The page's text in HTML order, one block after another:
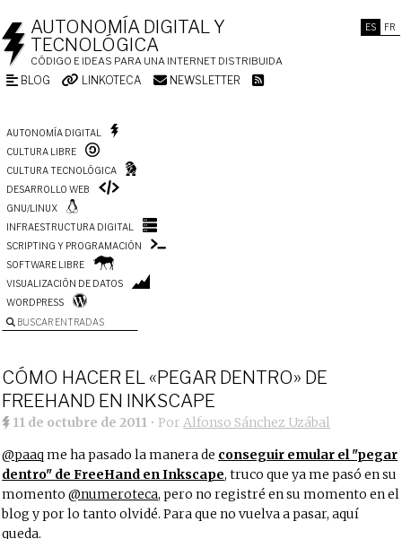
ES FR
AUTONOMÍA DIGITAL Y
TECNOLÓGICA
CÓDIGO E IDEAS PARA UNA INTERNET DISTRIBUIDA
BLOG LINKOTECA NEWSLETTER
AUTONOMÍA DIGITAL
CULTURA LIBRE
CULTURA TECNOLÓGICA
DESARROLLO WEB
GNU/LINUX
INFRAESTRUCTURA DIGITAL
SCRIPTING Y PROGRAMACIÓN
SOFTWARE LIBRE
VISUALIZACIÓN DE DATOS
WORDPRESS
BUSCAR ENTRADAS
CÓMO HACER EL «PEGAR DENTRO» DE
FREEHAND EN INKSCAPE
11 de octubre de 2011 • PorAlfonso Sánchez Uzábal
@paaq me ha pasado la manera de conseguir emular el "pegar
dentro" de FreeHand en Inkscape, truco que ya me pasó en su
momento@numeroteca, pero no registré en su momento en el
blog y por lo tanto olvidé. Para que no vuelva a pasar, aquí
queda.